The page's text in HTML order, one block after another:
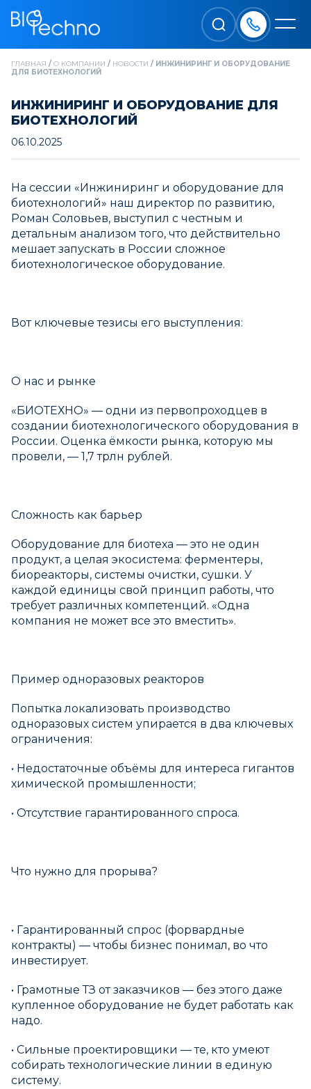
ГЛАВНАЯ / О КОМПАНИИ / НОВОСТИ / ИНЖИНИРИНГ И ОБОРУДОВАНИЕ
ДЛЯ БИОТЕХНОЛОГИЙ
ИНЖИНИРИНГ И ОБОРУДОВАНИЕ ДЛЯ
БИОТЕХНОЛОГИЙ
06.10.2025
На сессии «Инжиниринг и оборудование для
биотехнологий» наш директор по развитию,
Роман Соловьев, выступил с честным и
детальным анализом того, что действительно
мешает запускать в России сложное
биотехнологическое оборудование.
Вот ключевые тезисы его выступления:
О нас и рынке
«БИОТЕХНО» — одни из первопроходцев в
создании биотехнологического оборудования в
России. Оценка ёмкости рынка, которую мы
провели, — 1,7 трлн рублей.
Сложность как барьер
Оборудование для биотеха — это не один
продукт, а целая экосистема: ферментеры,
биореакторы, системы очистки, сушки. У
каждой единицы свой принцип работы, что
требует различных компетенций. «Одна
компания не может все это вместить».
Пример одноразовых реакторов
Попытка локализовать производство
одноразовых систем упирается в два ключевых
ограничения:
• Недостаточные объёмы для интереса гигантов
химической промышленности;
• Отсутствие гарантированного спроса.
Что нужно для прорыва?
• Гарантированный спрос (форвардные
контракты) — чтобы бизнес понимал, во что
инвестирует.
• Грамотные ТЗ от заказчиков — без этого даже
купленное оборудование не будет работать как
надо.
• Сильные проектировщики — те, кто умеют
собирать технологические линии в единую
систему.